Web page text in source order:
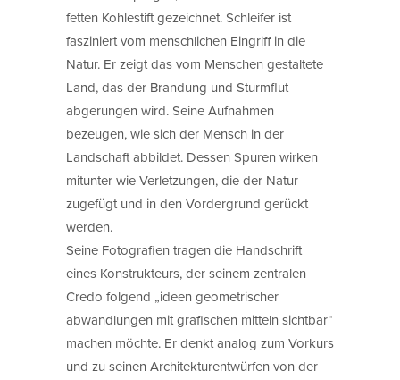
fetten Kohlestift gezeichnet. Schleifer ist
fasziniert vom menschlichen Eingriff in die
Natur. Er zeigt das vom Menschen gestaltete
Land, das der Brandung und Sturmflut
abgerungen wird. Seine Aufnahmen
bezeugen, wie sich der Mensch in der
Landschaft abbildet. Dessen Spuren wirken
mitunter wie Verletzungen, die der Natur
zugefügt und in den Vordergrund gerückt
werden.
Seine Fotografien tragen die Handschrift
eines Konstrukteurs, der seinem zentralen
Credo folgend „ideen geometrischer
abwandlungen mit grafischen mitteln sichtbar“
machen möchte. Er denkt analog zum Vorkurs
und zu seinen Architekturentwürfen von der